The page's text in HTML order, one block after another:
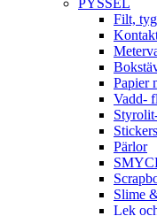
Filt, tyg
Papier
Vadd-
Stickers
Pärlor
Slime
Lek